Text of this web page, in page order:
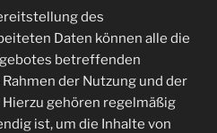
des
Daten können alle die
betreffenden
der Nutzung und der
gehören regelmäßig
ist, um die Inhalte von